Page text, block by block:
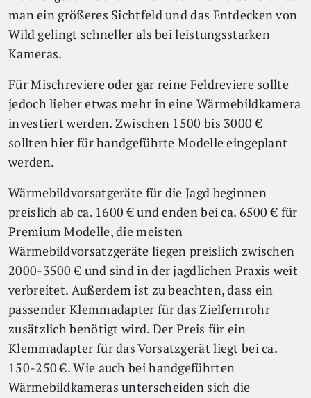
man ein größeres Sichtfeld und das Entdecken von
Wild gelingt schneller als bei leistungsstarken
Kameras.
Für Mischreviere oder gar reine Feldreviere sollte
jedoch lieber etwas mehr in eine Wärmebildkamera
investiert werden. Zwischen 1500 bis 3000 €
sollten hier für handgeführte Modelle eingeplant
werden.
Wärmebildvorsatgeräte für die Jagd beginnen
preislich ab ca. 1600 € und enden bei ca. 6500 € für
Premium Modelle, die meisten
Wärmebildvorsatzgeräte liegen preislich zwischen
2000-3500 € und sind in der jagdlichen Praxis weit
verbreitet. Außerdem ist zu beachten, dass ein
passender Klemmadapter für das Zielfernrohr
zusätzlich benötigt wird. Der Preis für ein
Klemmadapter für das Vorsatzgerät liegt bei ca.
150-250 €. Wie auch bei handgeführten
Wärmebildkameras unterscheiden sich die